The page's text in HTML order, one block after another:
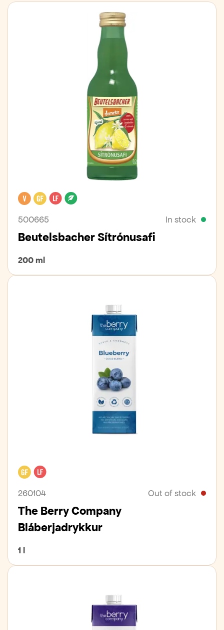
VeganGluten free
Lactose free
500665 In stock
Beutelsbacher Sítrónusafi
200 ml
Gluten free
260104 Out of stock
The Berry Company
Bláberjadrykkur
1 l